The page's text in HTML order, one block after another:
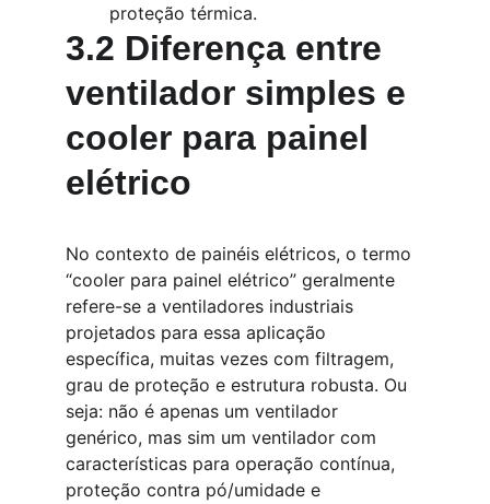
proteção térmica.
3.2 Diferença entre
ventilador simples e
cooler para painel
elétrico
No contexto de painéis elétricos, o termo
“cooler para painel elétrico” geralmente
refere-se a ventiladores industriais
projetados para essa aplicação
específica, muitas vezes com filtragem,
grau de proteção e estrutura robusta. Ou
seja: não é apenas um ventilador
genérico, mas sim um ventilador com
características para operação contínua,
proteção contra pó/umidade e